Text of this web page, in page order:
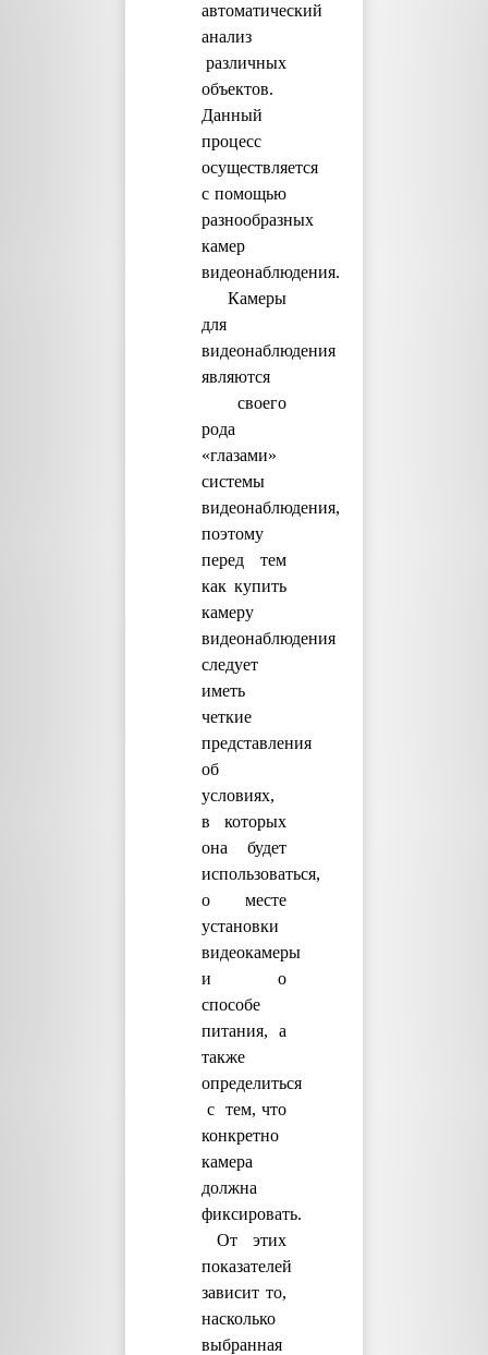
автоматический
анализ
различных
объектов.
Данный
процесс
осуществляется
с помощью
разнообразных
камер
видеонаблюдения.
Камеры
для
видеонаблюдения
являются
своего
рода
«глазами»
системы
видеонаблюдения,
поэтому
перед тем
как купить
камеру
видеонаблюдения
следует
иметь
четкие
представления
об
условиях,
в которых
она будет
использоваться,
о месте
установки
видеокамеры
и о
способе
питания, а
также
определиться
с тем, что
конкретно
камера
должна
фиксировать.
От этих
показателей
зависит то,
насколько
выбранная